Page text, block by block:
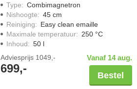
Type: Combimagnetron
Nishoogte: 45 cm
Reiniging: Easy clean emaille
Maximale temperatuur: 250 °C
Inhoud: 50 l
Adviesprijs 1049,-
699,-
Vanaf 14 aug.
Bestel